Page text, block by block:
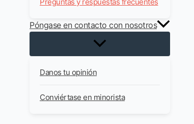
Póngase en contacto con nosotros
Danos tu opinión
Conviértase en minorista